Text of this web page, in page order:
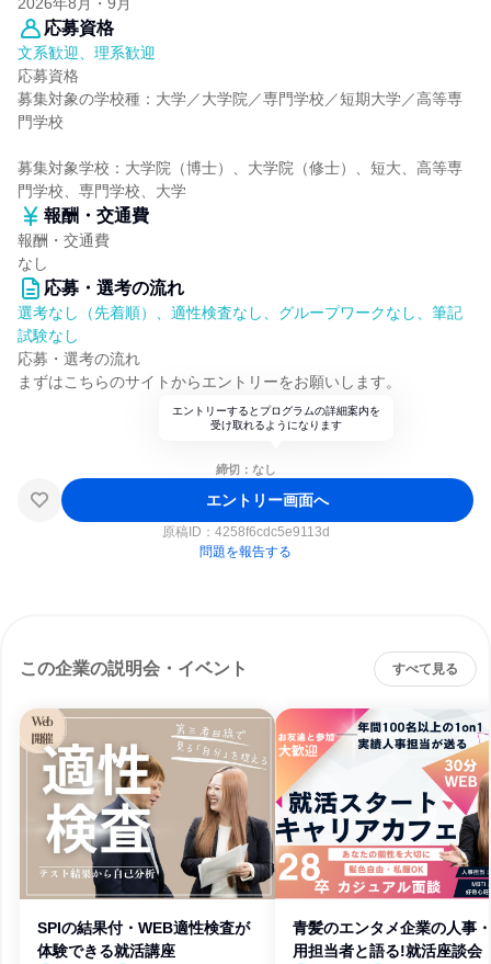
応募資格
文系歓迎、理系歓迎
応募資格
募集対象の学校種：大学／大学院／専門学校／短期大学／高等専
門学校
募集対象学校：大学院（博士）、大学院（修士）、短大、高等専
門学校、専門学校、大学
報酬・交通費
報酬・交通費
なし
応募・選考の流れ
選考なし（先着順）、適性検査なし、グループワークなし、筆記
試験なし
応募・選考の流れ
まずはこちらのサイトからエントリーをお願いします。
エントリーするとプログラムの詳細案内を
受け取れるようになります
締切：なし
エントリー画面へ
原稿ID： 4258f6cdc5e9113d
問題を報告する
この企業の説明会・イベント すべて見る
SPIの結果付・WEB適性検査が
体験できる就活講座
青髪のエンタメ企業の人事
用担当者と語る!就活座談会